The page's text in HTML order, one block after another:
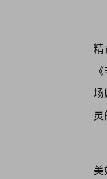
灵
美